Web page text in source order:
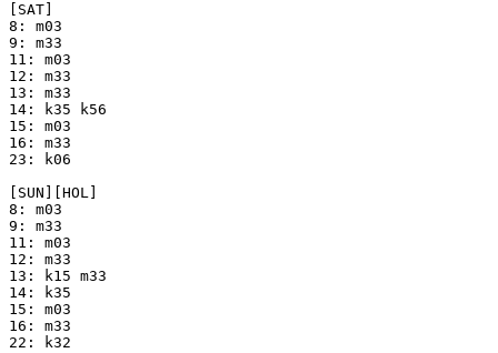
[SAT]
8: m03
9: m33
11: m03
12: m33
13: m33
14: k35 k56
15: m03
16: m33
23: k06
[SUN][HOL]
8: m03
9: m33
11: m03
12: m33
13: k15 m33
14: k35
15: m03
16: m33
22: k32